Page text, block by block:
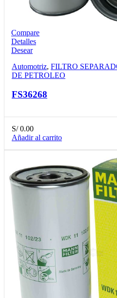
Compare
Detalles
Desear
Automotriz, FILTRO
DE PETROLEO
FS36268
S/0.00
Añadir al carrito